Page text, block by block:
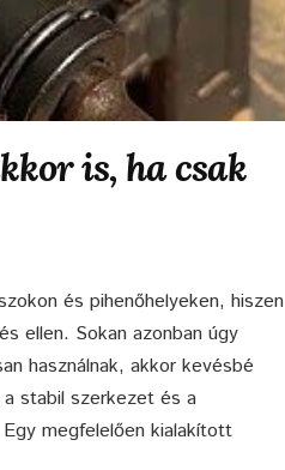
is, ha csak
és pihenőhelyeken, hiszen
ellen. Sokan azonban úgy
használnak, akkor kevésbé
stabil szerkezet és a
megfelelően kialakított